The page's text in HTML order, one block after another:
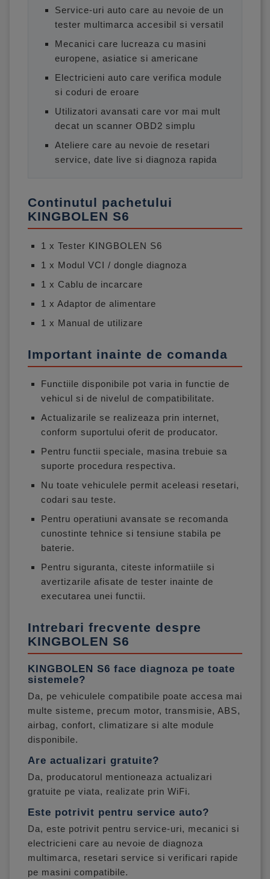
Service-uri auto care au nevoie de un
tester multimarca accesibil si versatil
Mecanici care lucreaza cu masini
europene, asiatice si americane
Electricieni auto care verifica module
si coduri de eroare
Utilizatori avansati care vor mai mult
decat un scanner OBD2 simplu
Ateliere care au nevoie de resetari
service, date live si diagnoza rapida
Continutul pachetului
KINGBOLEN S6
1 x Tester KINGBOLEN S6
1 x Modul VCI / dongle diagnoza
1 x Cablu de incarcare
1 x Adaptor de alimentare
1 x Manual de utilizare
Important inainte de comanda
Functiile disponibile pot varia in functie de
vehicul si de nivelul de compatibilitate.
Actualizarile se realizeaza prin internet,
conform suportului oferit de producator.
Pentru functii speciale, masina trebuie sa
suporte procedura respectiva.
Nu toate vehiculele permit aceleasi resetari,
codari sau teste.
Pentru operatiuni avansate se recomanda
cunostinte tehnice si tensiune stabila pe
baterie.
Pentru siguranta, citeste informatiile si
avertizarile afisate de tester inainte de
executarea unei functii.
Intrebari frecvente despre
KINGBOLEN S6
KINGBOLEN S6 face diagnoza pe toate
sistemele?
Da, pe vehiculele compatibile poate accesa mai
multe sisteme, precum motor, transmisie, ABS,
airbag, confort, climatizare si alte module
disponibile.
Are actualizari gratuite?
Da, producatorul mentioneaza actualizari
gratuite pe viata, realizate prin WiFi.
Este potrivit pentru service auto?
Da, este potrivit pentru service-uri, mecanici si
electricieni care au nevoie de diagnoza
multimarca, resetari service si verificari rapide
pe masini compatibile.